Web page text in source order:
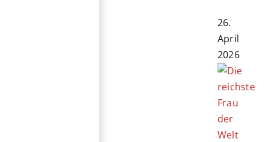
26.
April
2026